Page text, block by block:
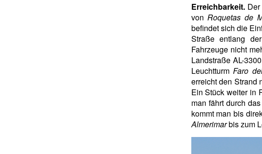
Erreichbarkeit.Der
vonRoquetas de
befindet sich die
Straße entlang
Fahrzeuge nicht
Landstraße AL-
LeuchtturmFaro
erreicht den Strand
Ein Stück weiter in
man fährt durch
kommt man bis
Almerimarbis zum